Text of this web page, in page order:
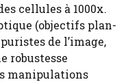
cellules à 1000x.
(objectifs plan-
de l’image,
robustesse
manipulations